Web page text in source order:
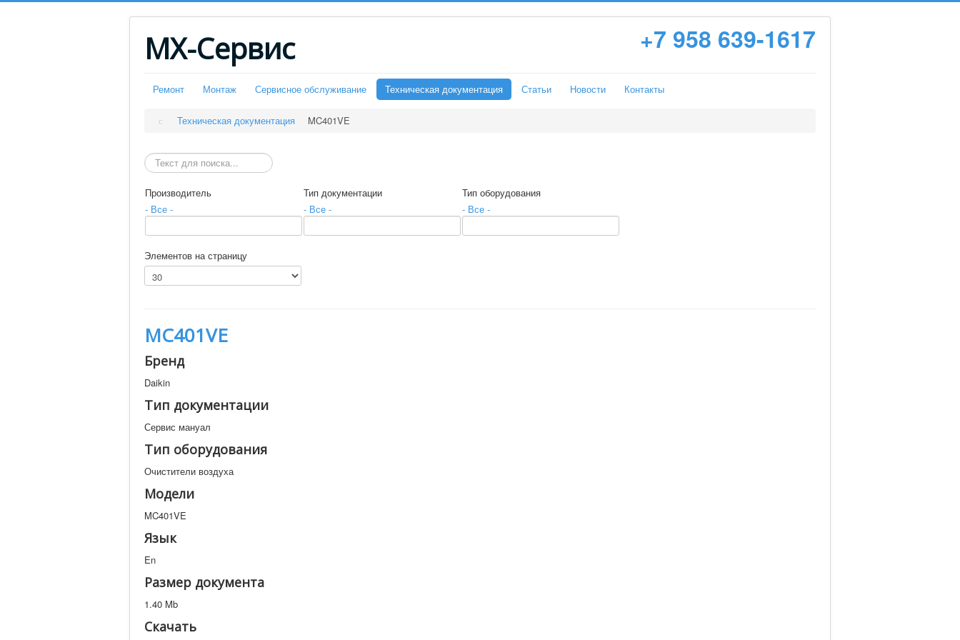
МХ-Сервис +7 958 639-1617
Ремонт Монтаж Сервисное обслуживание Техническая документация Статьи Новости Контакты
Техническая документация
MC401VE
Производитель
- Все -
Тип документации
- Все -
Тип оборудования
- Все -
Элементов на страницу
MC401VE
Бренд
Daikin
Тип документации
Сервис мануал
Тип оборудования
Очистители воздуха
Модели
MC401VE
Язык
En
Размер документа
1.40 Mb
Скачать